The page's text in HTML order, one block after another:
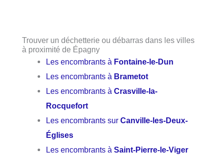
Trouver un déchetterie ou débarras dans les villes
à proximité de Épagny
Les encombrants à Fontaine-le-Dun
Les encombrants à Brametot
Les encombrants àCrasville-la-
Rocquefort
Les encombrants surCanville-les-Deux-
Églises
Les encombrants àSaint-Pierre-le-Viger